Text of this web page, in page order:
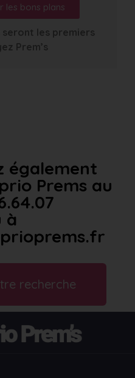
les bons plans
les premiers
Prem’s
également
Prems au
à
recherche